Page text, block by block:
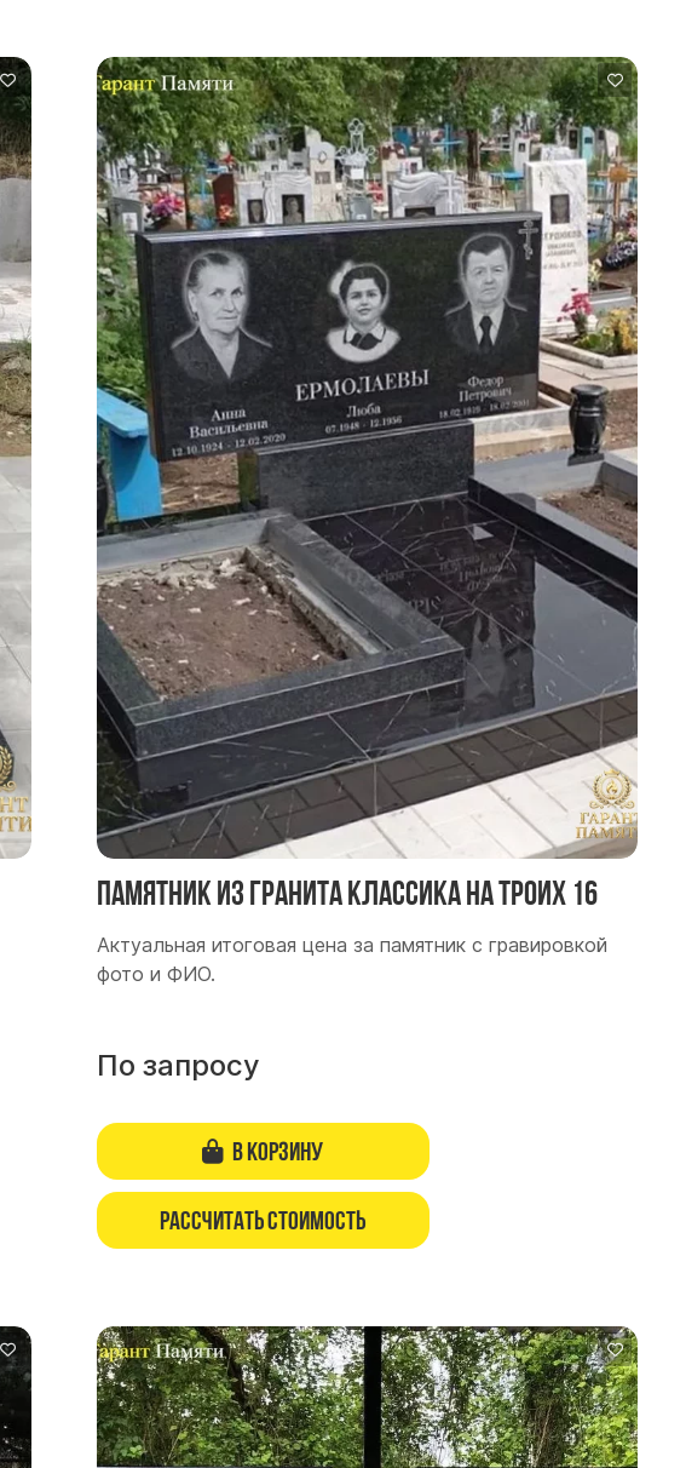
Памятник из гранита Классика на троих 16
Актуальная итоговая цена за памятник с гравировкой
фото и ФИО.
По запросу
В корзину
Рассчитать стоимость